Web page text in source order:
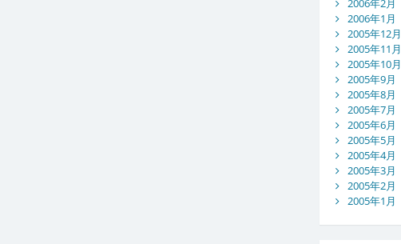
2006年1月
2005年12月
2005年11月
2005年10月
2005年9月
2005年8月
2005年7月
2005年6月
2005年5月
2005年4月
2005年3月
2005年2月
2005年1月